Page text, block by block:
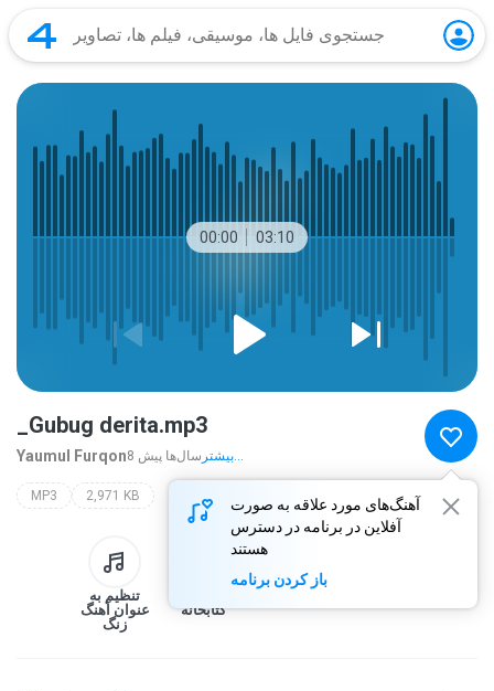
00:00 03:10
آهنگ‌های مورد علاقه به صورت
آفلاین در برنامه در دسترس
هستند
باز کردن برنامه
_Gubug derita.mp3
Yaumul Furqon 8 سال‌ها پیش بیشتر...
MP3 2,971 KB
تنظیم به
عنوان آهنگ
زنگ
کتابخانه